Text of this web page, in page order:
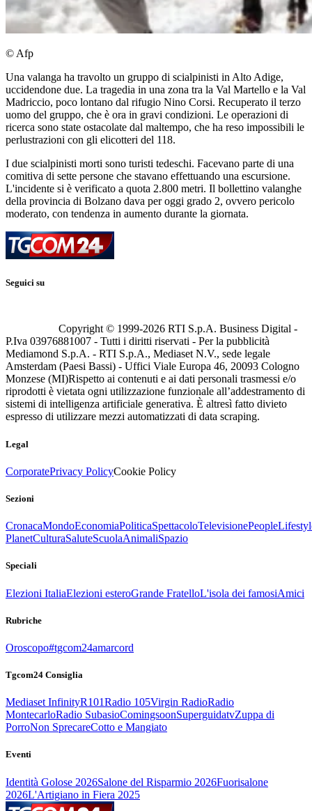
© Afp
Una valanga ha travolto un gruppo di scialpinisti in Alto Adige,
uccidendone due. La tragedia in una zona tra la Val Martello e la Val
Madriccio, poco lontano dal rifugio Nino Corsi. Recuperato il terzo
uomo del gruppo, che è ora in gravi condizioni. Le operazioni di
ricerca sono state ostacolate dal maltempo, che ha reso impossibili le
perlustrazioni con gli elicotteri del 118.
I due scialpinisti morti sono turisti tedeschi. Facevano parte di una
comitiva di sette persone che stavano effettuando una escursione.
L'incidente si è verificato a quota 2.800 metri. Il bollettino valanghe
della provincia di Bolzano dava per oggi grado 2, ovvero pericolo
moderato, con tendenza in aumento durante la giornata.
Seguici su
Copyright © 1999-2026 RTI S.p.A. Business Digital -
P.Iva 03976881007 - Tutti i diritti riservati - Per la pubblicità
Mediamond S.p.A. - RTI S.p.A., Mediaset N.V., sede legale
Amsterdam (Paesi Bassi) - Uffici Viale Europa 46, 20093 Cologno
Monzese (MI)Rispetto ai contenuti e ai dati personali trasmessi e/o
riprodotti è vietata ogni utilizzazione funzionale all’addestramento di
sistemi di intelligenza artificiale generativa. È altresì fatto divieto
espresso di utilizzare mezzi automatizzati di data scraping.
Legal
CorporatePrivacy PolicyCookie Policy
Sezioni
CronacaMondoEconomiaPoliticaSpettacoloTelevisionePeople
PlanetCulturaSaluteScuolaAnimaliSpazio
Speciali
Elezioni ItaliaElezioni esteroGrande FratelloL'isola dei famosiAmici
Rubriche
Oroscopo#tgcom24amarcord
Tgcom24 Consiglia
Mediaset InfinityR101Radio 105Virgin RadioRadio
MontecarloRadio SubasioComingsoonSuperguidatvZuppa di
PorroNon SprecareCotto e Mangiato
Eventi
Identità Golose 2026Salone del Risparmio 2026Fuorisalone
2026L'Artigiano in Fiera 2025